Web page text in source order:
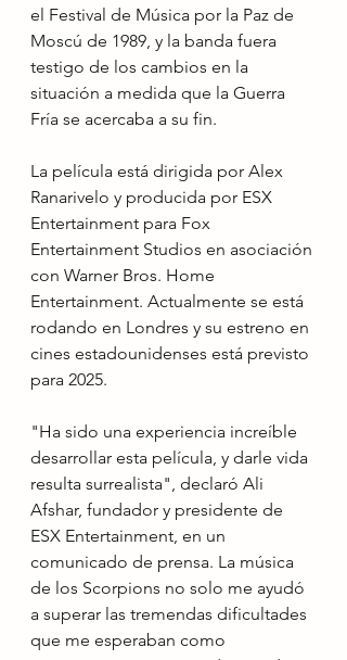
el Festival de Música por la Paz de
Moscú de 1989, y la banda fuera
testigo de los cambios en la
situación a medida que la Guerra
Fría se acercaba a su fin.
La película está dirigida por Alex
Ranarivelo y producida por ESX
Entertainment para Fox
Entertainment Studios en asociación
con Warner Bros. Home
Entertainment. Actualmente se está
rodando en Londres y su estreno en
cines estadounidenses está previsto
para 2025.
"Ha sido una experiencia increíble
desarrollar esta película, y darle vida
resulta surrealista", declaró Ali
Afshar, fundador y presidente de
ESX Entertainment, en un
comunicado de prensa. La música
de los Scorpions no solo me ayudó
a superar las tremendas dificultades
que me esperaban como